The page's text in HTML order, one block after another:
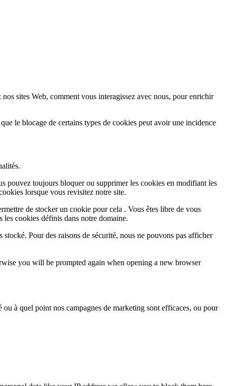
sites Web, comment vous interagissez avec nous, pour enrichir
le blocage de certains types de cookies peut avoir une incidence
pouvez toujours bloquer ou supprimer les cookies en modifiant les
lorsque vous revisitez notre site.
de stocker un cookie pour cela . Vous êtes libre de vous
cookies définis dans notre domaine.
Pour des raisons de sécurité, nous ne pouvons pas afficher
you will be prompted again when opening a new browser
à quel point nos campagnes de marketing sont efficaces, ou pour